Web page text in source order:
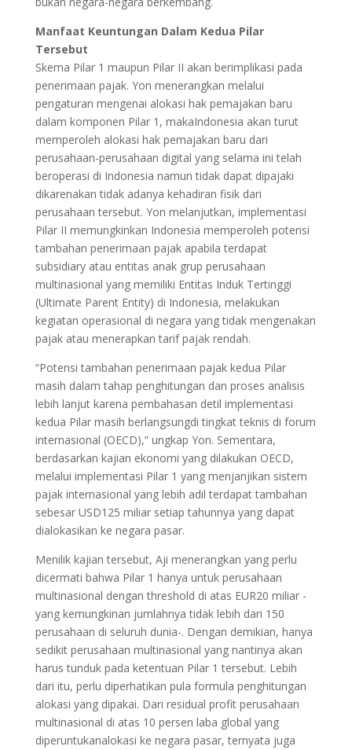
Manfaat Keuntungan Dalam Kedua Pilar
Tersebut
Skema Pilar 1 maupun Pilar II akan berimplikasi pada
penerimaan pajak. Yon menerangkan melalui
pengaturan mengenai alokasi hak pemajakan baru
dalam komponen Pilar 1, makaIndonesia akan turut
memperoleh alokasi hak pemajakan baru dari
perusahaan-perusahaan digital yang selama ini telah
beroperasi di Indonesia namun tidak dapat dipajaki
dikarenakan tidak adanya kehadiran fisik dari
perusahaan tersebut. Yon melanjutkan, implementasi
Pilar II memungkinkan Indonesia memperoleh potensi
tambahan penerimaan pajak apabila terdapat
subsidiary atau entitas anak grup perusahaan
multinasional yang memiliki Entitas Induk Tertinggi
(Ultimate Parent Entity) di Indonesia, melakukan
kegiatan operasional di negara yang tidak mengenakan
pajak atau menerapkan tarif pajak rendah.
“Potensi tambahan penerimaan pajak kedua Pilar
masih dalam tahap penghitungan dan proses analisis
lebih lanjut karena pembahasan detil implementasi
kedua Pilar masih berlangsungdi tingkat teknis di forum
internasional (OECD),” ungkap Yon. Sementara,
berdasarkan kajian ekonomi yang dilakukan OECD,
melalui implementasi Pilar 1 yang menjanjikan sistem
pajak internasional yang lebih adil terdapat tambahan
sebesar USD125 miliar setiap tahunnya yang dapat
dialokasikan ke negara pasar.
Menilik kajian tersebut, Aji menerangkan yang perlu
dicermati bahwa Pilar 1 hanya untuk perusahaan
multinasional dengan threshold di atas EUR20 miliar -
yang kemungkinan jumlahnya tidak lebih dari 150
perusahaan di seluruh dunia-. Dengan demikian, hanya
sedikit perusahaan multinasional yang nantinya akan
harus tunduk pada ketentuan Pilar 1 tersebut. Lebih
dari itu, perlu diperhatikan pula formula penghitungan
alokasi yang dipakai. Dari residual profit perusahaan
multinasional di atas 10 persen laba global yang
diperuntukanalokasi ke negara pasar, ternyata juga